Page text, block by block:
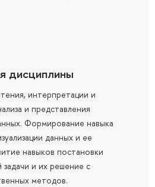
дисциплины
интерпретации и
и представления
Формирование навыка
данных и ее
навыков постановки
задачи и их решение с
методов.